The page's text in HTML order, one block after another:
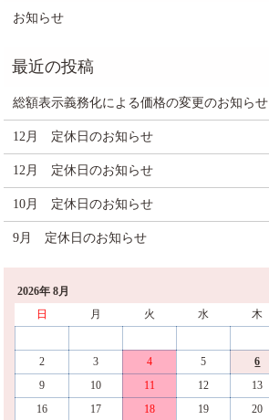
お知らせ
総額表示義務化による価格の変更のお知らせ
12月 定休日のお知らせ
12月 定休日のお知らせ
10月 定休日のお知らせ
9月 定休日のお知らせ
2026年 8月
日
月 火 水 木
2
3 4 5 6
9
10 11 12 13
16
17 18 19 20